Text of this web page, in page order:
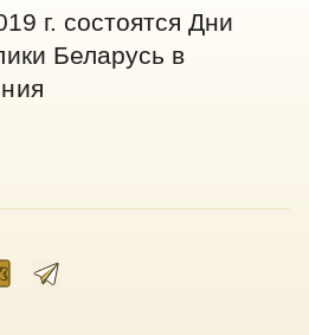
г. состоятся Дни
Беларусь в